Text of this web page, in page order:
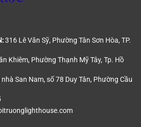
316 Lê Văn Sỹ, Phường Tân Sơn Hòa, TP.
Khiêm, Phường Thạnh Mỹ Tây, Tp. Hồ
nhà San Nam, số 78 Duy Tân, Phường Cầu